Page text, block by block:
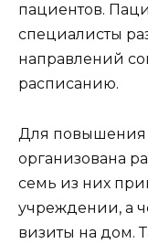
пациентов.
специалисты
направлений
расписанию.
Для повышения
организована
семь из них
учреждении, а
визиты на дом.